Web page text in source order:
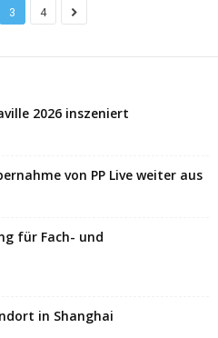
3 4
2026 inszeniert
von PP Live weiter aus
für Fach- und
in Shanghai